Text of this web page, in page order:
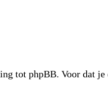
tot phpBB. Voor dat